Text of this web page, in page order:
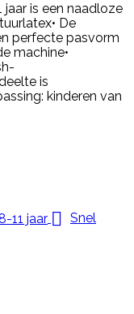
is een naadloze
De
perfecte pasvorm
machine•
is
kinderen van
 Snel